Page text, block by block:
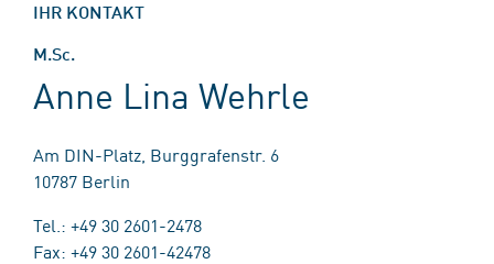
IHR KONTAKT
M.Sc.
Anne Lina Wehrle
Am DIN-Platz, Burggrafenstr. 6
10787 Berlin
Tel.: +49 30 2601-2478
Fax: +49 30 2601-42478